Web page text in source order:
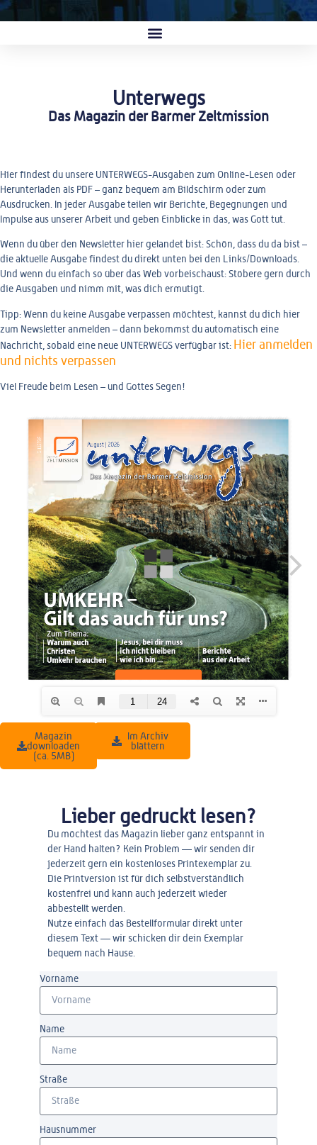
Unterwegs
Das Magazin der Barmer Zeltmission
Hier findest du unsere UNTERWEGS-Ausgaben zum Online-Lesen oder
Herunterladen als PDF– ganz bequem am Bildschirm oder zum
Ausdrucken. In jeder Ausgabe teilen wir Berichte, Begegnungen und
Impulseaus unserer Arbeit und geben Einblicke in das, was Gott tut.
Wenn du über den Newsletter hier gelandet bist: Schön, dass du da bist –
die aktuelle Ausgabe findest du direkt unten bei den Links/Downloads.
Und wenn du einfach so über das Web vorbeischaust: Stöbere gern durch
die Ausgaben und nimm mit, was dich ermutigt.
Tipp:Wenn du keine Ausgabe verpassen möchtest, kannst du dich hier
zum Newsletter anmelden – dann bekommst du automatisch eine
Nachricht, sobald eine neue UNTERWEGS verfügbar ist: Hier anmelden
und nichts verpassen
Viel Freude beim Lesen – und Gottes Segen!
Magazin
downloaden
(ca. 5MB)
Im Archiv
blättern
Lieber gedruckt lesen?
Du möchtest das Magazin lieber ganz entspannt in
der Hand halten? Kein Problem — wir senden dir
jederzeit gern ein kostenloses Printexemplar zu.
Die Printversion ist für dich selbstverständlich
kostenfrei und kann auch jederzeit wieder
abbestellt werden.
Nutze einfach das Bestellformular direkt unter
diesem Text — wir schicken dir dein Exemplar
bequem nach Hause.
Vorname
Name
Straße
Hausnummer